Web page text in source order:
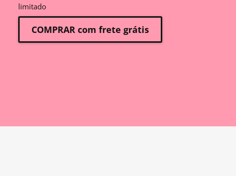
limitado
COMPRAR com frete grátis